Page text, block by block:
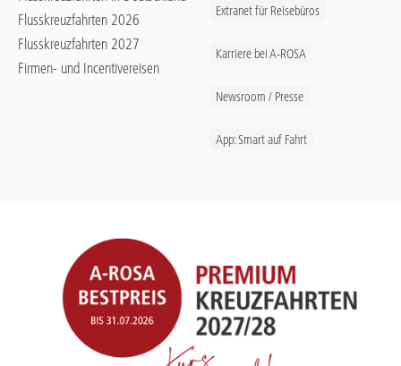
Flusskreuzfahrten 2026
Flusskreuzfahrten 2027
Firmen- und Incentivereisen
Extranet für Reisebüros
Karriere bei A-ROSA
Newsroom / Presse
App: Smart auf Fahrt